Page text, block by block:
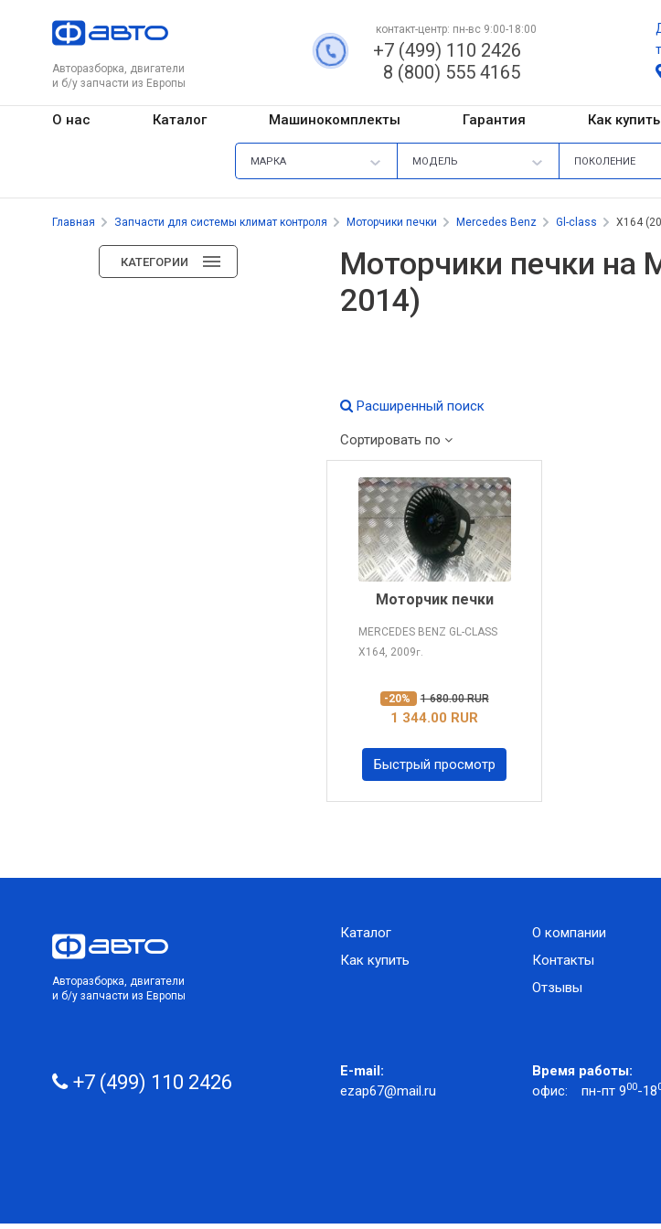
Авторазборка, двигатели
и б/у запчасти из Европы
контакт-центр: пн-вс 9:00-18:00
+7 (499) 110 2426
8 (800) 555 4165
О нас Каталог Машинокомплекты Гарантия Как купить
МАРКА МОДЕЛЬ ПОКОЛЕНИЕ
Главная Запчасти для системы климат контроля Моторчики печки Mercedes Benz Gl-class X164
КАТЕГОРИИ
Моторчики печки на
2014)
Расширенный поиск
Сортировать по
Моторчик печки
MERCEDES BENZ GL-CLASS
X164, 2009г.
-20% 1 680.00 RUR
1 344.00 RUR
Быстрый просмотр
Авторазборка, двигатели
и б/у запчасти из Европы
Каталог
Как купить
О компании
Контакты
Отзывы
+7 (499) 110 2426
E-mail:
ezap67@mail.ru
Время работы:
офис:
пн-пт 900-18